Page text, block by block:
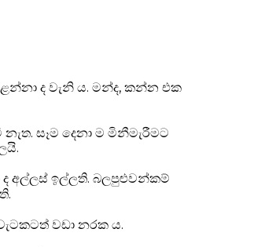
ද වැනි ය. මන්ද, කන්න එක
සෑම දෙනා ම මිනීමැරීමට
ද අල්ලස් ඉල්ලති. බලපුළුවන්කම්
වඩා නරක ය.